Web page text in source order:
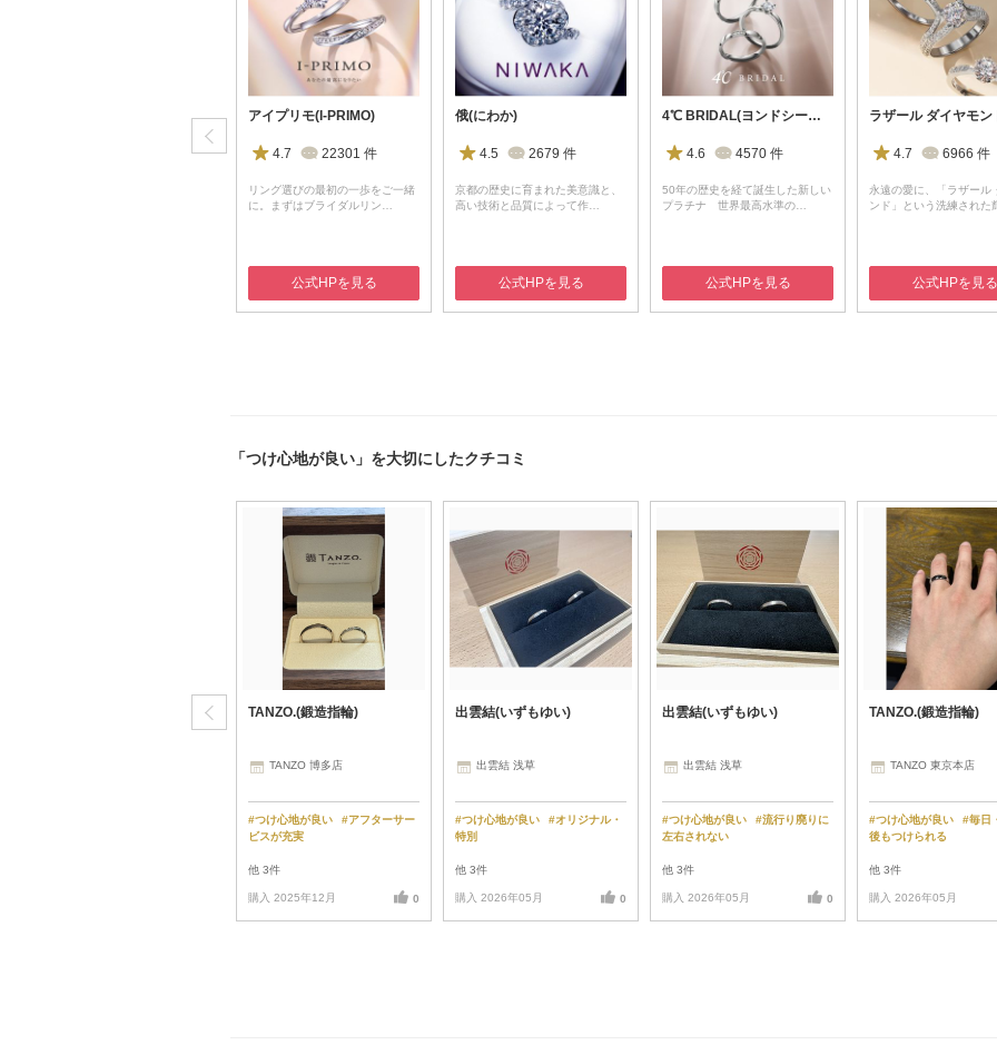
N.Y.NIWAKA(ニューヨークニワカ) アイプリモ(I-PRIMO)
4.7 22301 件
リング選びの最初の一歩をご一緒
に。まずはブライダルリン…
公式HPを見る
俄(にわか)
4.5 2679 件
京都の歴史に育まれた美意識と、
高い技術と品質によって作…
公式HPを見る
4℃ BRIDAL(ヨンドシーブライダル)
4.6 4570 件
50年の歴史を経て誕生した新しい
プラチナ 世界最高水準の…
公式HPを見る
4.7 6966 件
永遠の愛に、「ラザール
ンド」という洗練された
公式HPを見る
「つけ心地が良い」を大切にしたクチコミ
TANZO.(鍛造指輪)
TANZO 博多店
#つけ心地が良い
#アフターサー
ビスが充実
他 3件
購入 2025年12月 0
出雲結(いずもゆい)
出雲結 浅草
#つけ心地が良い
#オリジナル・
特別
他 3件
購入 2026年05月 0
出雲結(いずもゆい)
出雲結 浅草
#つけ心地が良い
#流行り廃りに
左右されない
他 3件
購入 2026年05月 0
TANZO.(鍛造指輪)
TANZO 東京本店
#つけ心地が良い
#毎日
後もつけられる
他 3件
購入 2026年05月